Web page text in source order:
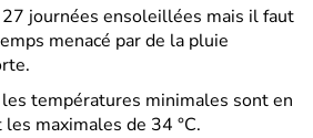
journées ensoleillées mais il faut
menacé par de la pluie
températures minimales sont en
maximales de 34 °C.